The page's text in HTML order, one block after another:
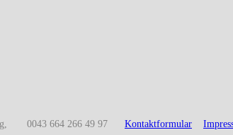
0043 664 266 49 97 Kontaktformular